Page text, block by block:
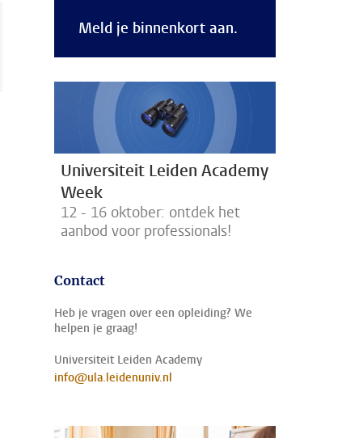
Meld je binnenkort aan.
Universiteit Leiden Academy
Week
12 - 16 oktober: ontdek het
aanbod voor professionals!
Contact
Heb je vragen over een opleiding? We
helpen je graag!
Universiteit Leiden Academy
info@ula.leidenuniv.nl